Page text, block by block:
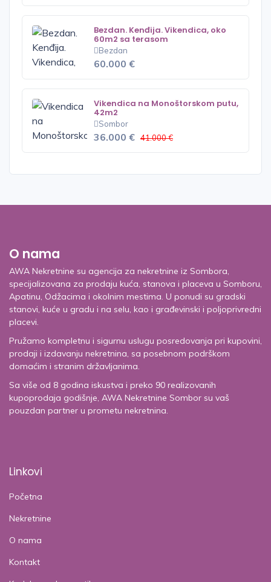
Bezdan. Kenđija. Vikendica, oko
60m2 sa terasom
Bezdan
60.000 €
Vikendica na Monoštorskom putu,
42m2
Sombor
36.000 € 41.000 €
O nama
AWA Nekretnine su agencija za nekretnine iz Sombora,
specijalizovana za prodaju kuća, stanova i placeva u Somboru,
Apatinu, Odžacima i okolnim mestima. U ponudi su gradski
stanovi, kuće u gradu i na selu, kao i građevinski i poljoprivredni
placevi.
Pružamo kompletnu i sigurnu uslugu posredovanja pri kupovini,
prodaji i izdavanju nekretnina, sa posebnom podrškom
domaćim i stranim državljanima.
Sa više od 8 godina iskustva i preko 90 realizovanih
kupoprodaja godišnje, AWA Nekretnine Sombor su vaš
pouzdan partner u prometu nekretnina.
Linkovi
Početna
Nekretnine
O nama
Kontakt